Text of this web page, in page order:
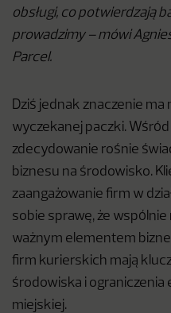
obsługi, co potwierdzają
prowadzimy – mówi
Parcel.
Dziś jednak znaczenie
wyczekanej paczki.
zdecydowanie rośnie
biznesu na środowisko.
zaangażowanie firm w
sobie sprawę, że
ważnym elementem
firm kurierskich mają
środowiska i ograniczenia
miejskiej.